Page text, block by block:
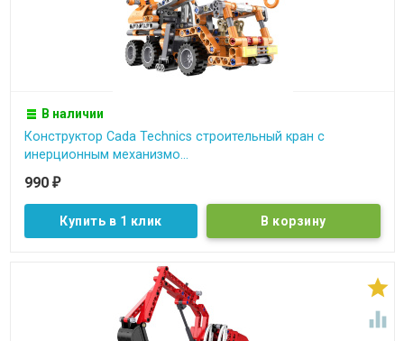
В наличии
Конструктор Cada Technics строительный кран c
инерционным механизмо...
990 ₽
Купить в 1 клик

